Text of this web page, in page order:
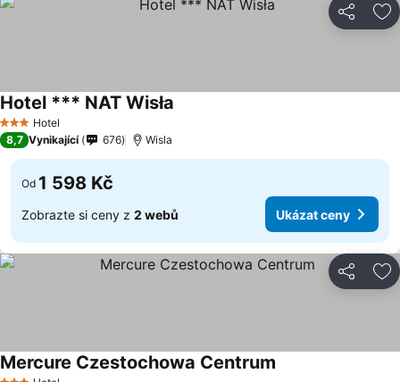
Sdílet
3 Počet hvězdiček
Hotel
Hotel *** NAT Wisła
8,7 Vynikající 676 Wisla
Od 1 598 Kč
Zobrazte si ceny z 2 webů Ukázat ceny
Sdílet
Mercure Czestochowa Centrum